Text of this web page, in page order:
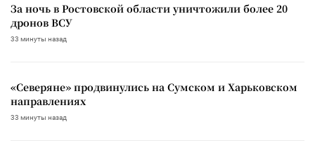
За ночь в Ростовской области уничтожили более 20
дронов ВСУ
33 минуты назад
«Северяне» продвинулись на Сумском и Харьковском
направлениях
33 минуты назад